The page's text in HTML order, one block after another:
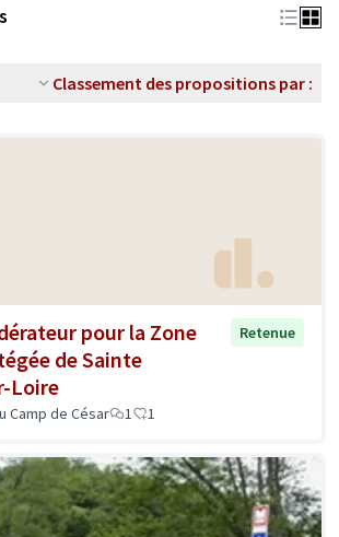
Classement des propositions par :
pour la Zone
de Sainte
Loire
Retenue
Camp de César 1 1